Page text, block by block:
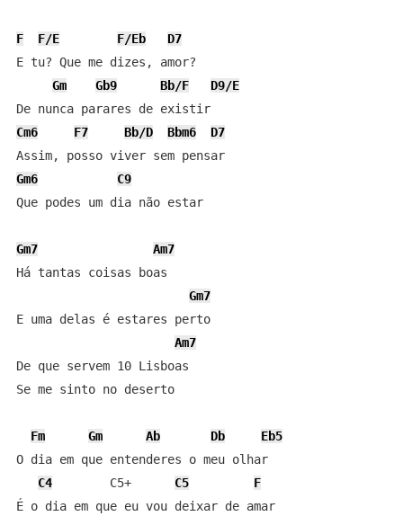
F F/E F/Eb
D7
E tu? Que me dizes, amor?
Gm
Gb9 Bb/F
D9/E
De nunca parares de existir
Cm6
F7 Bb/D Bbm6
D7
Assim, posso viver sem pensar
Gm6
C9
Que podes um dia não estar
Gm7
Am7
Há tantas coisas boas
Gm7
E uma delas é estares perto
Am7
De que servem 10 Lisboas
Se me sinto no deserto
Fm Gm Ab Db
Eb5
O dia em que entenderes o meu olhar
C4
        C5+
C5
F
É o dia em que eu vou deixar de amar